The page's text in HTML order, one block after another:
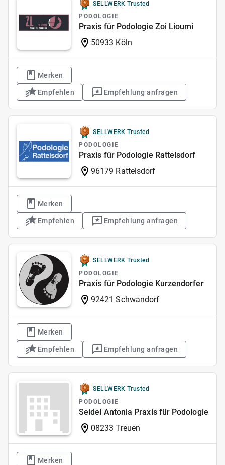
SELLWERK Trusted
PODOLOGIE
Praxis für Podologie Zoi Lioumi
50933 Köln
Merken
Empfehlen Empfehlung anfragen
SELLWERK Trusted
PODOLOGIE
Praxis für Podologie Rattelsdorf
96179 Rattelsdorf
Merken
Empfehlen Empfehlung anfragen
SELLWERK Trusted
PODOLOGIE
Praxis für Podologie Kurzendorfer
92421 Schwandorf
Merken
Empfehlen Empfehlung anfragen
SELLWERK Trusted
PODOLOGIE
Seidel Antonia Praxis für Podologie
08233 Treuen
Merken